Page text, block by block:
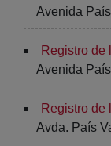
Avenida
Registro de
Avenida
Registro de
Avda. País